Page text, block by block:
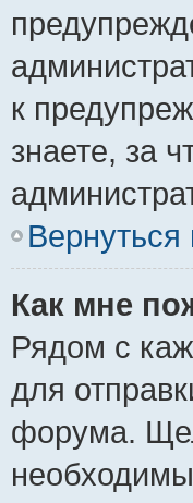
к
знаете, за
Вернуться
Как мне
Рядом с
для
форума.